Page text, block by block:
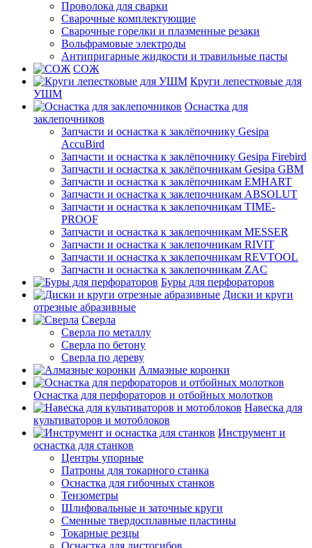
Проволока для сварки
Сварочные комплектующие
Сварочные горелки и плазменные резаки
Вольфрамовые электроды
Антипригарные жидкости и травильные пасты
СОЖ
Круги лепестковые для
УШМ
Оснастка для
заклепочников
Запчасти и оснастка к заклёпочнику Gesipa
AccuBird
Запчасти и оснастка к заклёпочнику Gesipa Firebird
Запчасти и оснастка к заклёпочникам Gesipa GBM
Запчасти и оснастка к заклёпочникам EMHART
Запчасти и оснастка к заклепочникам ABSOLUT
Запчасти и оснастка к заклепочникам TIME-
PROOF
Запчасти и оснастка к заклепочникам MESSER
Запчасти и оснастка к заклепочникам RIVIT
Запчасти и оснастка к заклепочникам REVTOOL
Запчасти и оснастка к заклепочникам ZAC
Буры для перфораторов
Диски и круги
отрезные абразивные
Сверла
Сверла по металлу
Сверла по бетону
Сверла по дереву
Алмазные коронки
Оснастка для перфораторов и отбойных молотков
Навеска для
культиваторов и мотоблоков
Инструмент и
оснастка для станков
Центры упорные
Патроны для токарного станка
Оснастка для гибочных станков
Тензометры
Шлифовальные и заточные круги
Сменные твердосплавные пластины
Токарные резцы
Оснастка для листогибов